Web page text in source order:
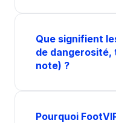
Que signifient
de dangerosité,
note) ?
Pourquoi